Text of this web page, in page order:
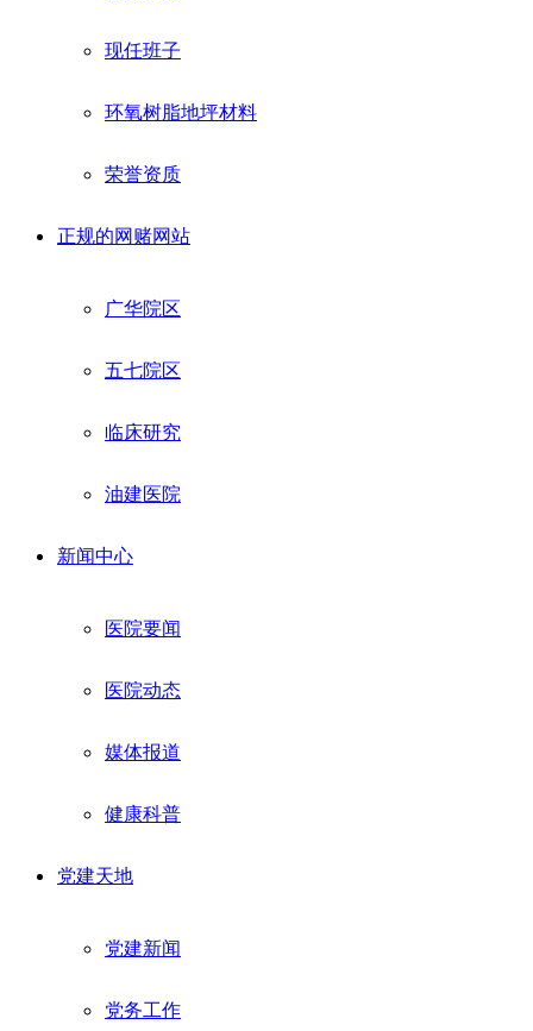
现任班子
环氧树脂地坪材料
荣誉资质
正规的网赌网站
广华院区
五七院区
临床研究
油建医院
新闻中心
医院要闻
医院动态
媒体报道
健康科普
党建天地
党建新闻
党务工作